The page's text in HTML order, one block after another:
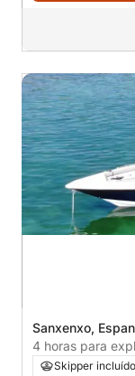
Sanxenxo,
4 horas para
Skipper incluído